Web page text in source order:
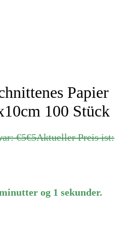
Papier
100 Stück
€5€5Aktueller Preis ist:
og 1 sekunder.